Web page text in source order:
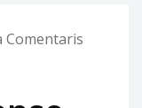
MATIES